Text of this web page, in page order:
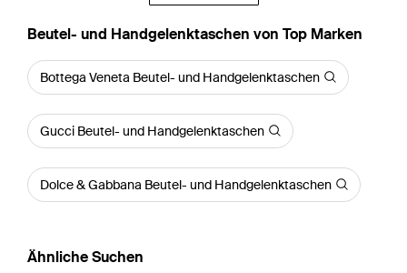
Beutel- und Handgelenktaschen von Top Marken
Bottega Veneta Beutel- und Handgelenktaschen
Gucci Beutel- und Handgelenktaschen
Dolce & Gabbana Beutel- und Handgelenktaschen
Ähnliche Suchen